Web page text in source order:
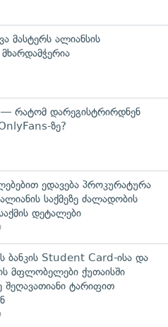
მასტერს ალიანსის
რატომ დარეგისტრირდნენ
ზე?
ედავება პროკურატურა
საქმეზე ძალადობის
დეტალები
ბანკის Student Card-ისა და
მფლობელები ქუთაისში
შეღავათიანი ტარიფით